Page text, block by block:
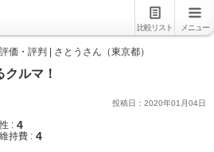
比較リスト メニュー
価・評判 | さとうさん（東京都）
ルマ！
投稿日： 2020年01 月04日
: 4
維持費 : 4